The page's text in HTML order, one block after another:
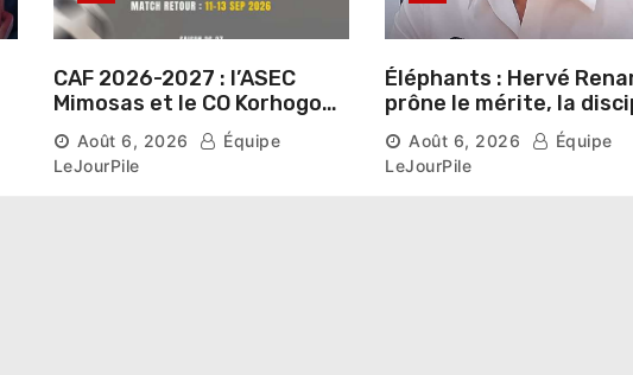
CAF 2026-2027 : l’ASEC
Mimosas et le CO Korhogo
connaissent leur route vers
la phase de groupes
Août 6, 2026
Équipe
LeJourPile
Éléphants : Hervé
prône le mérite, la
et l’esprit collectif
nouveau départ
Août 6, 2026
Équipe
LeJourPile